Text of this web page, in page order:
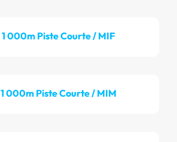
1 000m Piste Courte / MIF
1 000m Piste Courte / MIM